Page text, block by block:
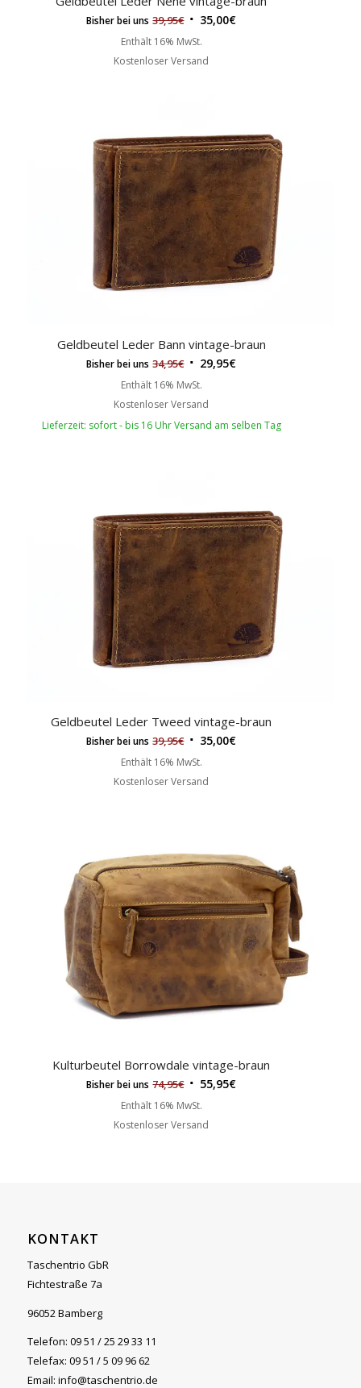
Bisher bei uns 39,95€ 35,00€
Enthält 16% MwSt.
Kostenloser Versand
Geldbeutel Leder Bann vintage-braun
Bisher bei uns 34,95€ 29,95€
Enthält 16% MwSt.
Kostenloser Versand
Lieferzeit: sofort - bis 16 Uhr Versand am selben Tag
Geldbeutel Leder Tweed vintage-braun
Bisher bei uns 39,95€ 35,00€
Enthält 16% MwSt.
Kostenloser Versand
Kulturbeutel Borrowdale vintage-braun
Bisher bei uns 74,95€ 55,95€
Enthält 16% MwSt.
Kostenloser Versand
KONTAKT
Taschentrio GbR
Fichtestraße 7a
96052 Bamberg
Telefon: 09 51 / 25 29 33 11
Telefax: 09 51 / 5 09 96 62
Email: info@taschentrio.de